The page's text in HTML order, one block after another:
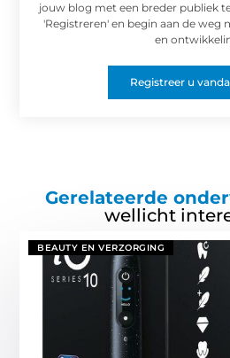
jouw blog met een breder publiek
'Registreren' en begin aan de weg
en
Registreer u
Gerelateerde
wellicht
BEAUTY EN VERZORGING